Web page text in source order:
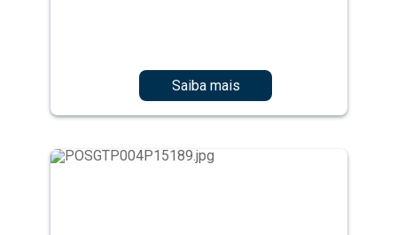
Saiba mais